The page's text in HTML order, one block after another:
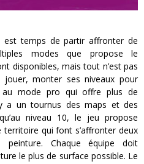
est temps de partir affronter de
modes que propose le
disponibles, mais tout n’est pas
jouer, monter ses niveaux pour
au mode pro qui offre plus de
a un tournus des maps et des
niveau 10, le jeu propose
qui font s’affronter deux
Chaque équipe doit
le plus de surface possible. Le